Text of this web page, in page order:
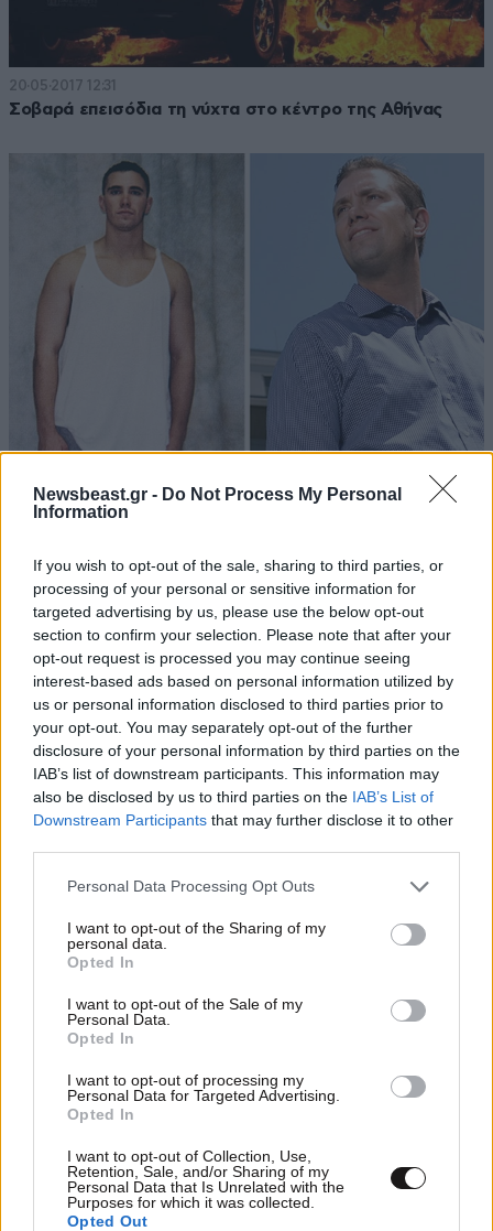
Newsbeast.gr - Do Not Process My Personal
Information
If you wish to opt-out of the sale, sharing to third parties, or
processing of your personal or sensitive information for
targeted advertising by us, please use the below opt-out
section to confirm your selection. Please note that after your
opt-out request is processed you may continue seeing
interest-based ads based on personal information utilized by
us or personal information disclosed to third parties prior to
your opt-out. You may separately opt-out of the further
disclosure of your personal information by third parties on the
IAB’s list of downstream participants. This information may
also be disclosed by us to third parties on the IAB’s List of
Downstream Participants that may further disclose it to other
Please note that this website/app uses one or more Google
not limited to your visit or usage behaviour. You may click to
grant or deny consent to Google and its third-party tags to
use your data for below specified purposes in below Google
consent section.
Personal Data Processing Opt Outs
I want to opt-out of the Sharing of my
personal data.
Opted In
I want to opt-out of the Sale of my
Personal Data.
Opted In
I want to opt-out of processing my
Personal Data for Targeted Advertising.
Opted In
I want to opt-out of Collection, Use,
Retention, Sale, and/or Sharing of my
Personal Data that Is Unrelated with the
Purposes for which it was collected.
Opted Out
20·05·2017 12:31
Σοβαρά επεισόδια τη νύχτα στο κέντρο της Αθήνας
Ο ληστής τραπεζών που πλέον διδάσκει στους φοιτητές
του τον νόμο
22·03·2017 23:10
στο κέντρο της Αθήνας